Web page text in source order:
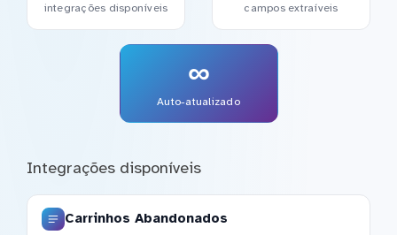
integrações disponíveis campos extraíveis
∞
Auto-atualizado
Integrações disponíveis
Carrinhos Abandonados